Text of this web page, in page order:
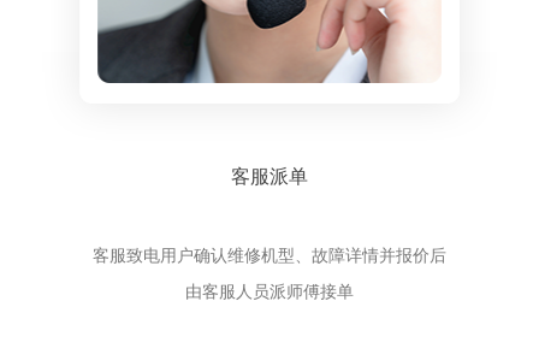
客服派单
客服致电用户确认维修机型、故障详情并报价后
由客服人员派师傅接单